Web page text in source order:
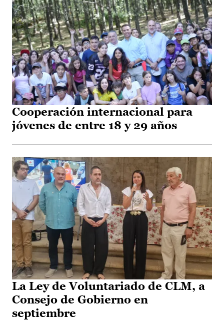
Cooperación internacional para
jóvenes de entre 18 y 29 años
La Ley de Voluntariado de CLM, a
Consejo de Gobierno en
septiembre